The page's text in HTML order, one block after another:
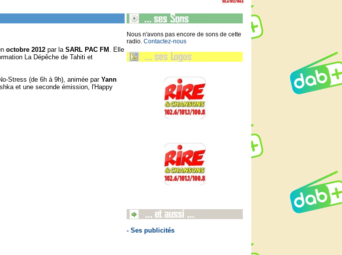
octobre 2012 par la SARL PAC FM . Elle
La Dépêche de Tahiti et
Stress (de 6h à 9h), animée par Yann
et une seconde émission, l'Happy
Nous n'avons pas encore de sons de cette
radio. Contactez-nous
- Ses publicités